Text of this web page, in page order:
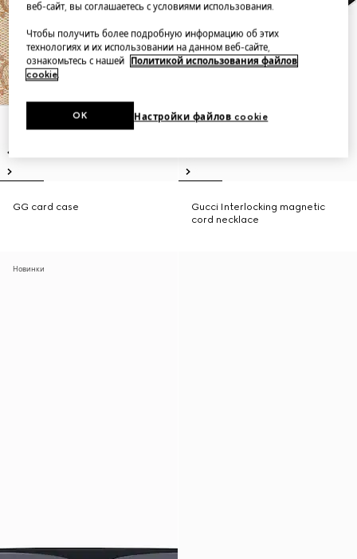
GG card case
Gucci Interlocking magnetic
cord necklace
Новинки
веб-сайт, вы соглашаетесь с условиями использования.
Чтобы получить более подробную информацию об этих
технологиях и их использовании на данном веб-сайте,
ознакомьтесь с нашей
Политикой использования файлов
cookie.
Настройки файлов cookie
OK